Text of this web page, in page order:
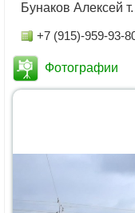
Бунаков Алексей
+7 (915)-959-93-
Фотографии